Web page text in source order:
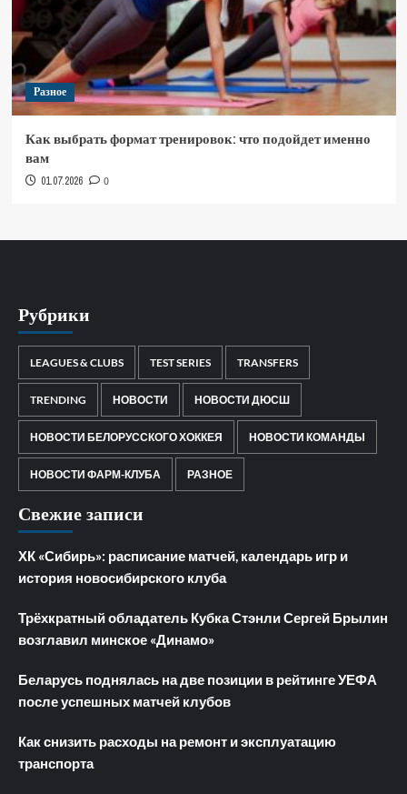
Разное
Как выбрать формат тренировок: что подойдет именно
вам
01.07.2026 0
Рубрики
LEAGUES & CLUBS TEST SERIES TRANSFERS
TRENDING НОВОСТИ НОВОСТИ ДЮСШ
НОВОСТИ БЕЛОРУССКОГО ХОККЕЯ НОВОСТИ КОМАНДЫ
НОВОСТИ ФАРМ-КЛУБА РАЗНОЕ
Свежие записи
ХК «Сибирь»: расписание матчей, календарь игр и
история новосибирского клуба
Трёхкратный обладатель Кубка Стэнли Сергей Брылин
возглавил минское «Динамо»
Беларусь поднялась на две позиции в рейтинге УЕФА
после успешных матчей клубов
Как снизить расходы на ремонт и эксплуатацию
транспорта